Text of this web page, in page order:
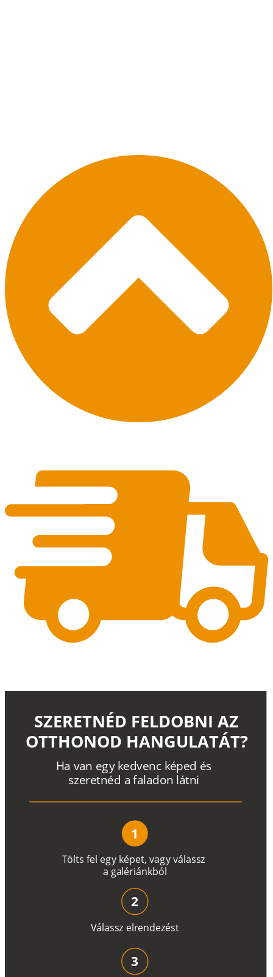
Tölts fel egy képet, vagyválassz
a galériánkból
Ha van egy kedvenc képed és
szeretnéd a faladon látni
SZERETNÉD FELDOBNI AZ
OTTHONOD HANGULATÁT?
1
Válassz elrendezést
2
3